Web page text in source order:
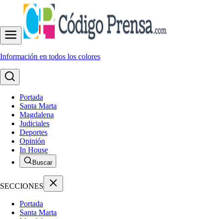
Información en todos los colores
Portada
Santa Marta
Magdalena
Judiciales
Deportes
Opinión
In House
Buscar
SECCIONES
Portada
Santa Marta